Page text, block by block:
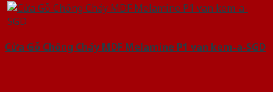
Cửa Gỗ Chống Cháy MDF Melamine P1 van kem-a-SGD